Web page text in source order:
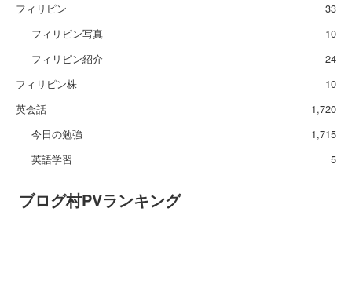
フィリピン
33
フィリピン写真
10
フィリピン紹介
24
フィリピン株
10
英会話
1,720
今日の勉強
1,715
英語学習
5
ブログ村PVランキング